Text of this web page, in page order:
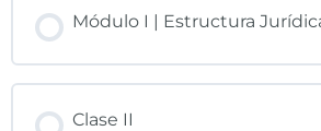
Módulo I | Estructura
Clase II